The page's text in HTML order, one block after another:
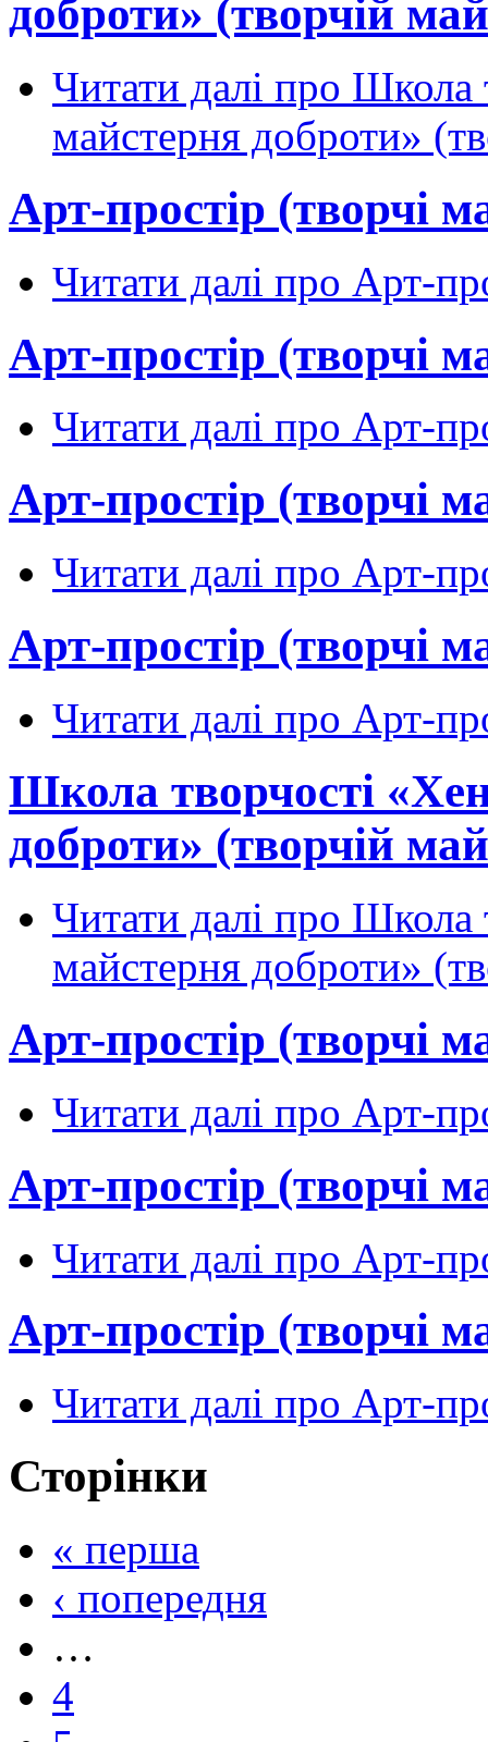
доброти» (творчій
Читати далі про Школа
майстерня доброти»
Арт-простір (творчі
Читати далі про Арт-
Арт-простір (творчі
Читати далі про Арт-
Арт-простір (творчі
Читати далі про Арт-
Арт-простір (творчі
Читати далі про Арт-
Школа творчості
доброти» (творчій
Читати далі про Школа
майстерня доброти»
Арт-простір (творчі
Читати далі про Арт-
Арт-простір (творчі
Читати далі про Арт-
Арт-простір (творчі
Читати далі про Арт-
Сторінки
« перша
‹ попередня
…
4